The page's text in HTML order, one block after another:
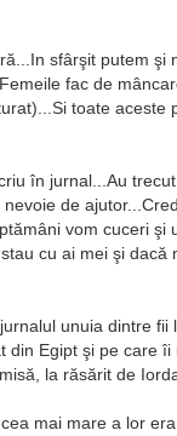
sfârşit putem
fac de
toate
în jurnal...Au
de
vom cuceri
cu ai mei şi
unuia dintre
din Egipt şi pe care
la răsărit de
mai mare a lor